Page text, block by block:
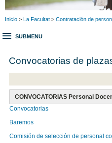
Inicio > La Facultat > Contratación de
SUBMENU
Convocatorias de
CONVOCATORIAS Personal
Convocatorias
Baremos
Comisión de selección de personal